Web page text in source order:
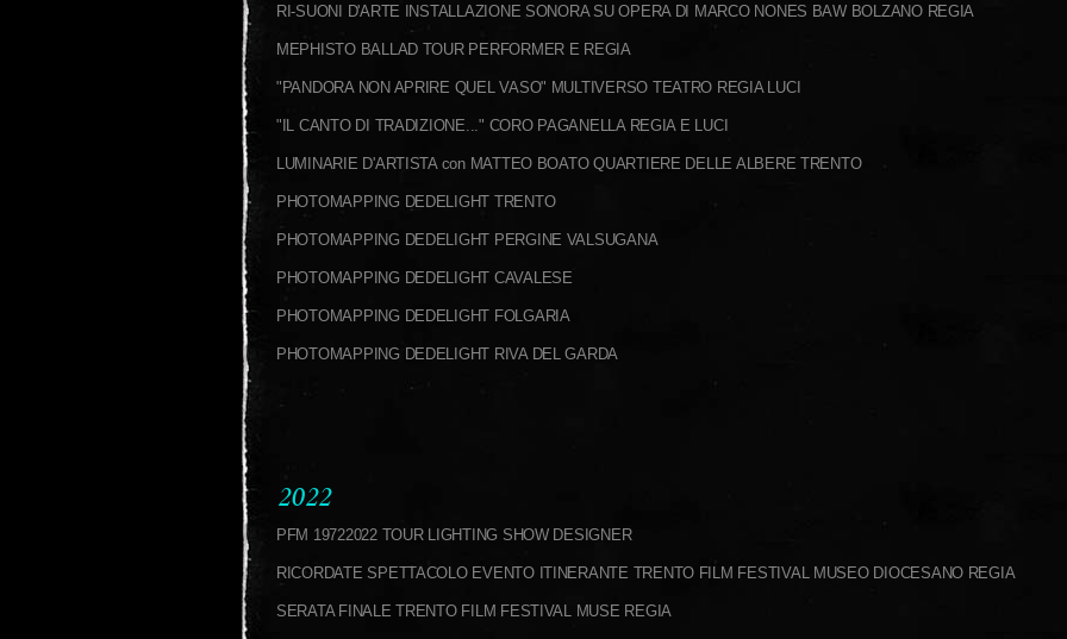
RI-SUONI D'ARTE INSTALLAZIONE SONORA SU OPERA DI MARCO NONES BAW BOLZANO REGIA
MEPHISTO BALLAD TOUR PERFORMER E REGIA
"PANDORA NON APRIRE QUEL VASO" MULTIVERSO TEATRO REGIA LUCI
"IL CANTO DI TRADIZIONE..." CORO PAGANELLA REGIA E LUCI
LUMINARIE D'ARTISTA con MATTEO BOATO QUARTIERE DELLE ALBERE TRENTO
PHOTOMAPPING DEDELIGHT TRENTO
PHOTOMAPPING DEDELIGHT PERGINE VALSUGANA
PHOTOMAPPING DEDELIGHT CAVALESE
PHOTOMAPPING DEDELIGHT FOLGARIA
PHOTOMAPPING DEDELIGHT RIVA DEL GARDA
2022
PFM 19722022 TOUR LIGHTING SHOW DESIGNER
RICORDATE SPETTACOLO EVENTO ITINERANTE TRENTO FILM FESTIVAL MUSEO DIOCESANO REGIA
SERATA FINALE TRENTO FILM FESTIVAL MUSE REGIA